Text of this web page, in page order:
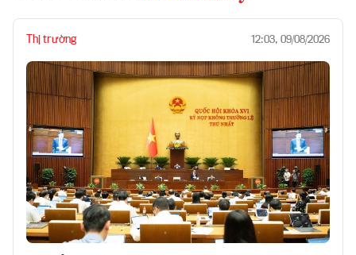
Thị trường 12:03, 09/08/2026